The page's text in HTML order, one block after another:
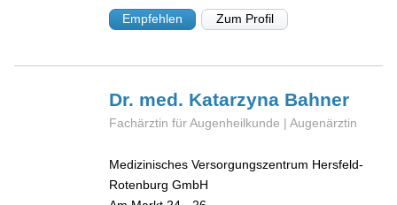
Empfehlen Zum Profil
Dr. med. Katarzyna Bahner
Fachärztin für Augenheilkunde | Augenärztin
Medizinisches Versorgungszentrum Hersfeld-
Rotenburg GmbH